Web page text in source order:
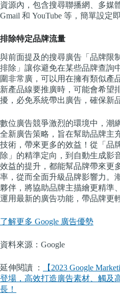
資源內，包含搜尋聯播網、多媒
Gmail 和 YouTube 等，簡單設定
排除特定品牌流量
與前面提及的搜尋廣告「品牌限
排除」讓你避免在某些品牌查詢
圍非常廣，可以用在擁有類似產
新產品線要推廣時，可能會希望
擾，必免系統帶出廣告，確保新
數位廣告競爭激烈的環境中，潮
全新廣告策略，旨在幫助品牌主
技術，帶來更多的效益！從「品
除」的精準定向，到自動生成影
效益的提升，都能幫品牌帶來更
率，從而全面升級品牌影響力。
夥伴，將協助品牌主描繪更精準
運用最新的廣告功能，帶品牌更
了解更多 Google 廣告優勢
資料來源：Google
延伸閱讀 ：
【2023 Google
登場，高效打造廣告素材、觸及
長！